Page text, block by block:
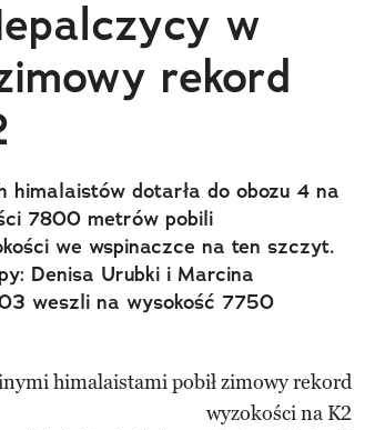
w
rekord
himalaistów dotarła do obozu 4 na
7800 metrów pobili
we wspinaczce na ten szczyt.
Denisa Urubki i Marcina
weszli na wysokość 7750